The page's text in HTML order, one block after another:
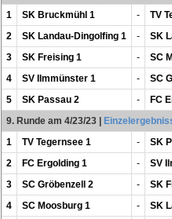
1
SK Bruckmühl 1 -
TV
2
SK Landau-Dingolfing 1 -
SK
3
SK Freising 1 -
SC
4
SV Ilmmünster 1 -
SC
5
SK Passau 2 -
FC
9. Runde am 4/23/23|
1
TV Tegernsee 1 -
SK
2
FC Ergolding 1 -
SV
3
SC Gröbenzell 2 -
SK
4
SC Moosburg 1 -
SK